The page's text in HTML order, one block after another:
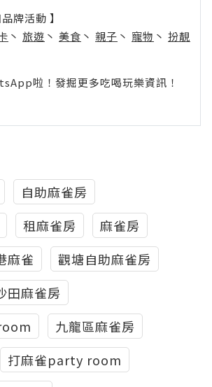
牌活動 】
丶 旅遊 丶 美食 丶 親子 丶 寵物 丶 扮靚
啦！發掘更多吃喝玩樂資訊！
自助麻雀房
租麻雀房
麻雀房
麻雀
觀塘自助麻雀房
田麻雀房
九龍區麻雀房
打麻雀party room